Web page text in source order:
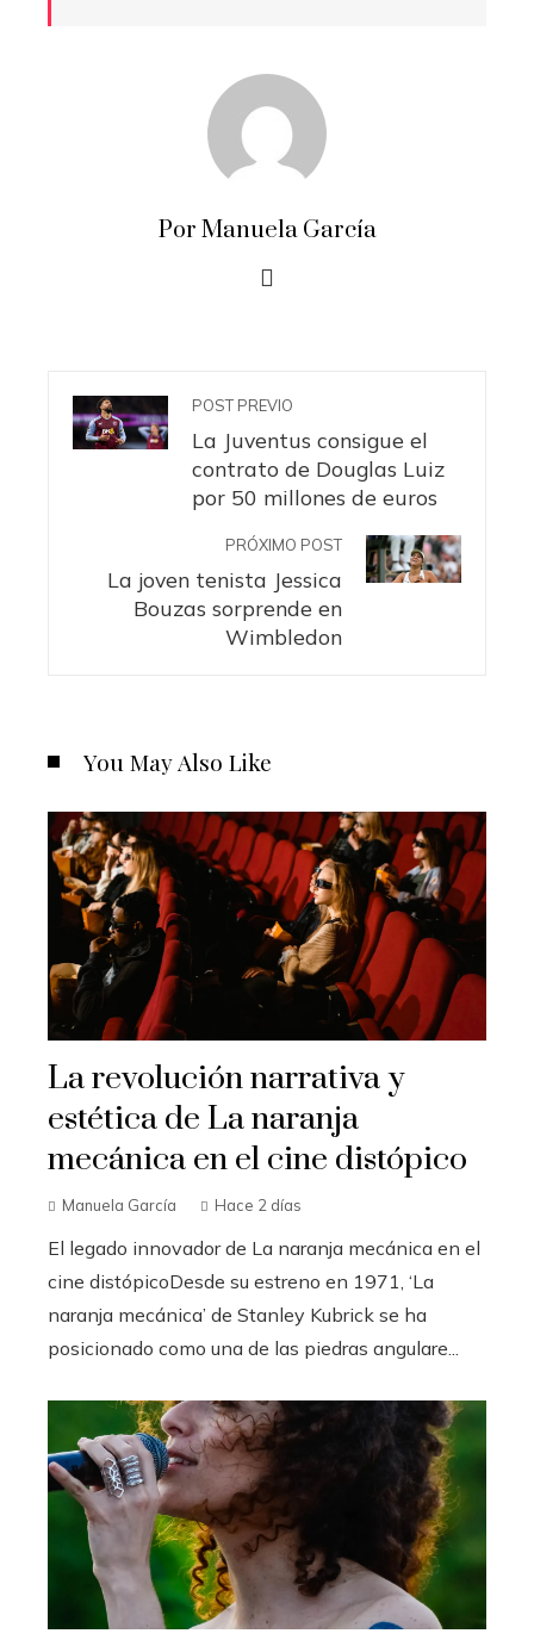
Por Manuela García
POST PREVIO
La Juventus consigue el
contrato de Douglas Luiz
por 50 millones de euros
PRÓXIMO POST
La joven tenista Jessica
Bouzas sorprende en
Wimbledon
You May Also Like
La revolución narrativa y
estética de La naranja
mecánica en el cine distópico
Manuela García Hace 2 días
El legado innovador de La naranja mecánica en el
cine distópicoDesde su estreno en 1971, ‘La
naranja mecánica’ de Stanley Kubrick se ha
posicionado como una de las piedras angulare...